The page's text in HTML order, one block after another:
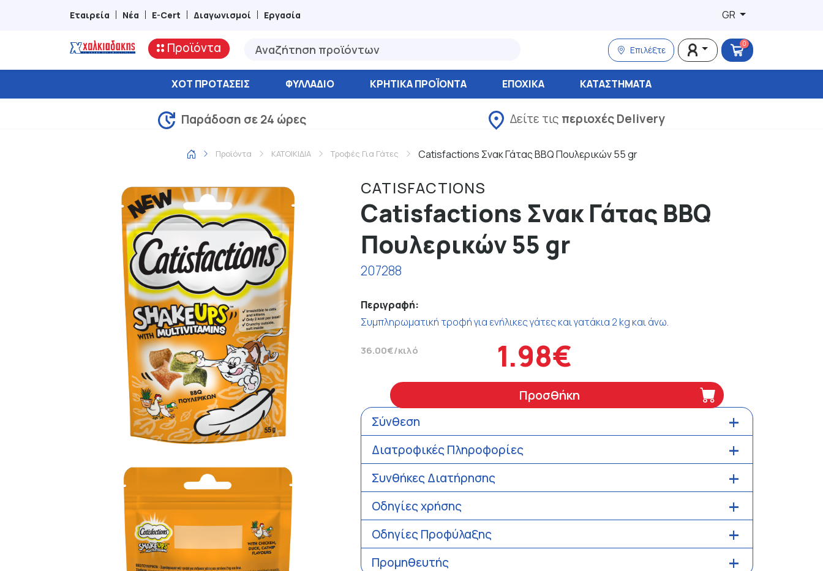
Εταιρεία Νέα E-Cert Διαγωνισμοί Εργασία GR
Προϊόντα Επιλέξτε
0
ΧΟΤ ΠΡΟΤΆΣΕΙΣ ΦΥΛΛΆΔΙΟ ΚΡΗΤΙΚΑ ΠΡΟΪΟΝΤΑ ΕΠΟΧΙΚΑ ΚΑΤΑΣΤΉΜΑΤΑ
Παράδοση σε 24 ώρες Δείτε τις περιοχές Delivery
Προϊόντα ΚΑΤΟΙΚΙΔΙΑ Τροφές Για Γάτες Catisfactions Σνακ Γάτας BBQ Πουλερικών 55 gr
CATISFACTIONS
Catisfactions Σνακ Γάτας BBQ
Πουλερικών 55 gr
207288
Περιγραφή:
Συμπληρωματική τροφή για ενήλικες γάτες και γατάκια 2 kg και άνω.
36.00€/κιλό 1.98€
Προσθήκη
Σύνθεση
Διατροφικές Πληροφορίες
Συνθήκες Διατήρησης
Οδηγίες χρήσης
Οδηγίες Προφύλαξης
Προμηθευτής